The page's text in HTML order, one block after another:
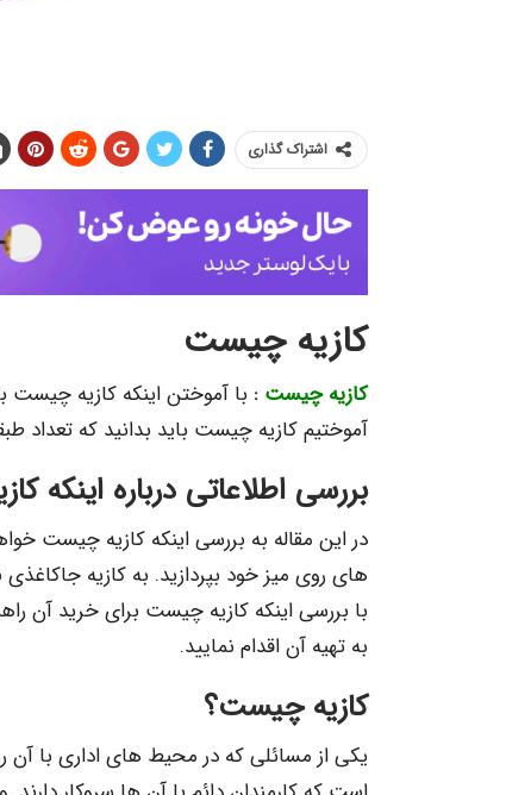
اشتراک گذاری
کازیه چیست
کازیه چیست : با آموختن اینکه کازیه چیست
آموختیم کازیه چیست باید بدانید که تعداد
بررسی اطلاعاتی درباره اینکه
در این مقاله به بررسی اینکه کازیه چیست
های روی میز خود بپردازید. به کازیه
با بررسی اینکه کازیه چیست برای خرید آن
به تهیه آن اقدام نمایید.
کازیه چیست؟
یکی از مسائلی که در محیط های اداری با آن